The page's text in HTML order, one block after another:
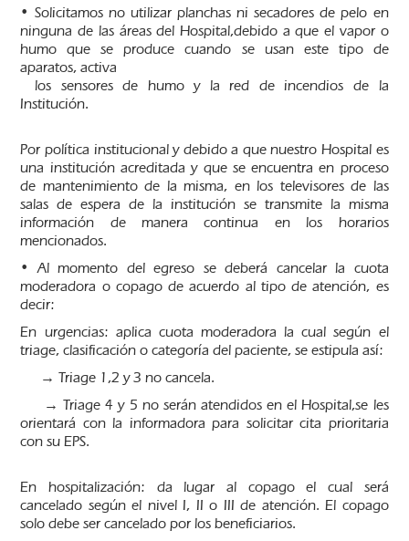
• Solicitamos no utilizar planchas ni secadores de pelo en
ninguna de las áreas del Hospital,debido a que el vapor o
humo que se produce cuando se usan este tipo de
aparatos, activa
los sensores de humo y la red de incendios de la
Institución.
Por política institucional y debido a que nuestro Hospital es
una institución acreditada y que se encuentra en proceso
de mantenimiento de la misma, en los televisores de las
salas de espera de la institución se transmite la misma
información de manera continua en los horarios
mencionados.
• Al momento del egreso se deberá cancelar la cuota
moderadora o copago de acuerdo al tipo de atención, es
decir:
En urgencias: aplica cuota moderadora la cual según el
triage, clasificación o categoría del paciente, se estipula así:
→ Triage 1,2 y 3 no cancela.
→ Triage 4 y 5 no serán atendidos en el Hospital,se les
orientará con la informadora para solicitar cita prioritaria
con su EPS.
En hospitalización: da lugar al copago el cual será
cancelado según el nivel I, II o III de atención. El copago
solo debe ser cancelado por los beneficiarios.